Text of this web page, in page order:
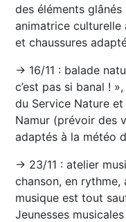
des éléments
animatrice
et chaussures
→ 16/11 : balade
c’est pas si banal !
du Service Nature
Namur (prévoir des
adaptés à la météo
→ 23/11 : atelier
chanson, en rythme,
musique est tout
Jeunesses